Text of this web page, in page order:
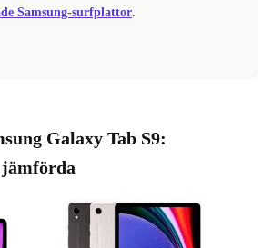
Samsung-surfplattor.
Galaxy Tab S9: